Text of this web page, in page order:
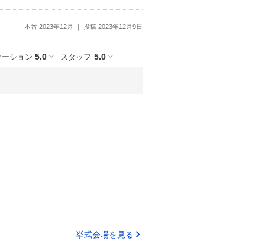
本番 2023年12月 投稿 2023年12月9日
ーション 5.0 スタッフ 5.0
挙式会場を見る